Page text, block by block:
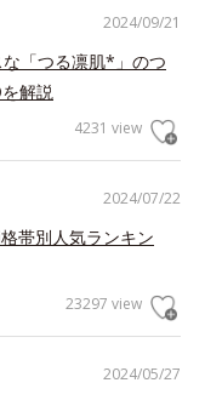
2024/09/21
な「つる凛肌*」のつ
解説
4231 view
2024/07/22
帯別人気ランキン
23297 view
2024/05/27